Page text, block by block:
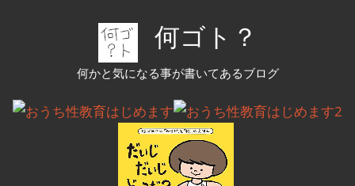
ツ
何ゴト？
何かと気になる事が書いてあるブログ